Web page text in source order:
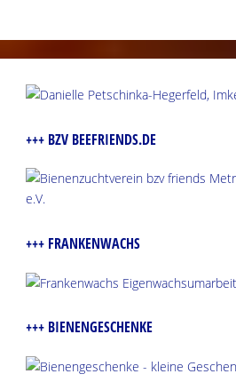
+++ BZV BEEFRIENDS.DE
+++ FRANKENWACHS
+++ BIENENGESCHENKE